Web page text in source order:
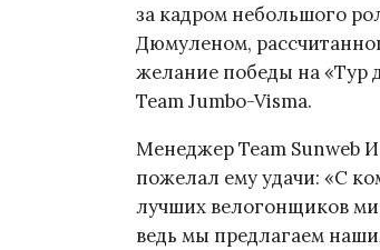
за кадром небольшого
Дюмуленом,
желание победы на «Тур
Team Jumbo-Visma.
Менеджер Team Sunweb
пожелал ему удачи: «С
лучших велогонщиков
ведь мы предлагаем